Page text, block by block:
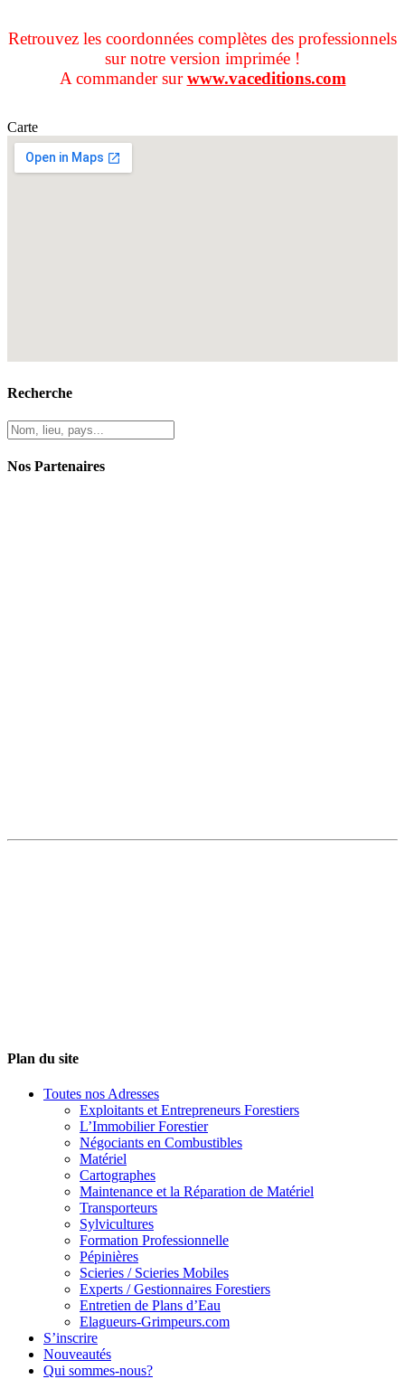
Retrouvez les coordonnées complètes des professionnels
sur notre version imprimée !
A commander surwww.vaceditions.com
Carte
Recherche
Nos Partenaires
Plan du site
Toutes nos Adresses
Exploitants et Entrepreneurs Forestiers
L’Immobilier Forestier
Négociants en Combustibles
Matériel
Cartographes
Maintenance et la Réparation de Matériel
Transporteurs
Sylvicultures
Formation Professionnelle
Pépinières
Scieries / Scieries Mobiles
Experts / Gestionnaires Forestiers
Entretien de Plans d’Eau
Elagueurs-Grimpeurs.com
S’inscrire
Nouveautés
Qui sommes-nous?